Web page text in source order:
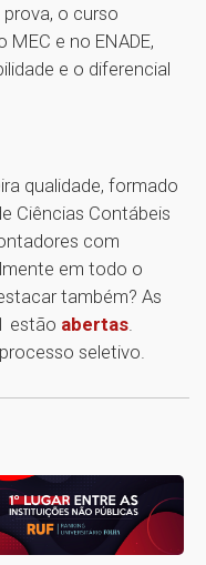
o curso
e no ENADE,
e o diferencial
qualidade, formado
Ciências Contábeis
com
em todo o
também? As
estão abertas
seletivo.